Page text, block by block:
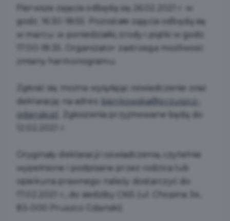
Pierwsze zajęcia odbędą się 26.02.2021 r. w
godz. 16:30-18:55. Pozostałe zajęcia odbędą się
w marcu: w poniedziałki, środy i piątki w godz.
17:00-18:35. Organizator zastrzega możliwość
zmiany harmonogramu.
Zgłosić się można wysyłając oświadczenie oraz
deklarację na adres:
bienkowska@przuszcz-
gdanski.pl
. Zgłoszenia przyjmowane będą do
Oryginały deklaracji i oświadczenia, czytelnie
wypełnione i podpisane przez rodzica lub
opiekuna prawnego należy dostarczyć do
17.02.2021 r., do siedziby CKiS (ul. Chopina 34,
83-000 Pruszcz Gdański).